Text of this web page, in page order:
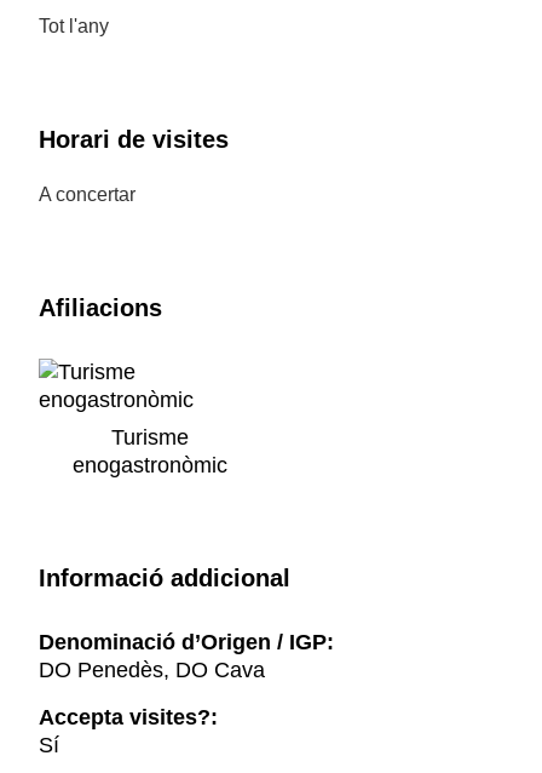
Tot l'any
Horari de visites
A concertar
Afiliacions
Turisme
enogastronòmic
Informació addicional
Denominació d’Origen / IGP:
DO Penedès, DO Cava
Accepta visites?:
Sí